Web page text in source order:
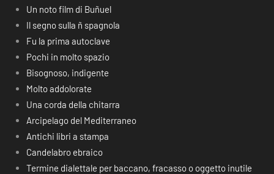
Un noto film di Buñuel
Il segno sulla ñ spagnola
Fu la prima autoclave
Pochi in molto spazio
Bisognoso, indigente
Molto addolorate
Una corda della chitarra
Arcipelago del Mediterraneo
Antichi libri a stampa
Candelabro ebraico
Termine dialettale per baccano, fracasso o oggetto inutile